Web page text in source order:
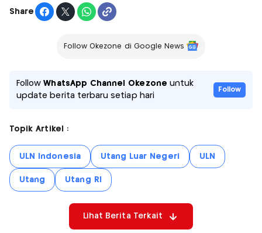
Share
Follow Okezone di Google News
FollowWhatsApp Channel Okezone untuk
update berita terbaru setiap hari
Follow
Topik Artikel :
ULN Indonesia Utang Luar Negeri ULN
Utang Utang RI
Lihat Berita Terkait